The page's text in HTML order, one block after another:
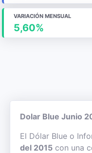
VARIACIÓN MENSUAL
5,60%
Dolar Blue Junio
El Dólar Blue o
del 2015 con una